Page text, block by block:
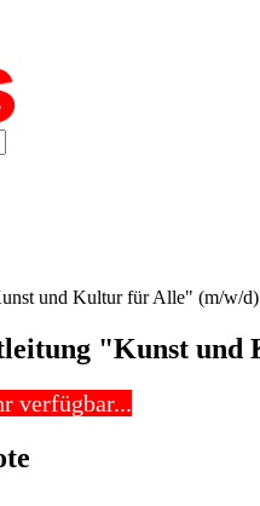
und Kultur für Alle" (m/w/d)
"Kunst
verfügbar...